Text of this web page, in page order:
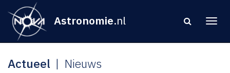
Astronomie.nl
Actueel Nieuws